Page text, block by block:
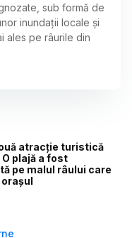
sub formă de
inundaţii locale şi
ales pe râurile din
atracție turistică
plajă a fost
pe malul râului care